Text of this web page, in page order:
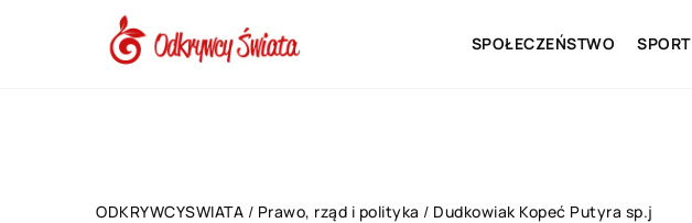
SPOŁECZEŃSTWO SPORT
ODKRYWCYSWIATA / Prawo, rząd i polityka / Dudkowiak Kopeć Putyra sp.j